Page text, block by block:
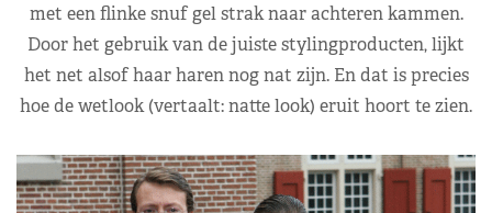
met een flinke snuf gel strak naar achteren kammen.
Door het gebruik van de juiste stylingproducten, lijkt
het net alsof haar haren nog nat zijn. En dat is precies
hoe de wetlook (vertaalt: natte look) eruit hoort te zien.